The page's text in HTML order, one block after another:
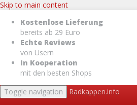
Skip to main content
Kostenlose Lieferung
bereits ab 29 Euro
Echte Reviews
von Usern
In Kooperation
mit den besten Shops
Toggle navigation
Radkappen.info